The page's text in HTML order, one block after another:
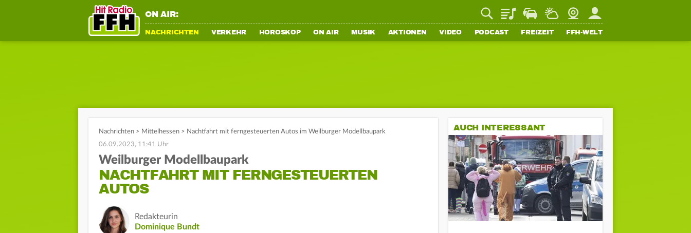
ON AIR: PlaylistStaupilotWetterWebcamMein FFH
NACHRICHTEN VERKEHR HOROSKOP ON AIR MUSIK AKTIONEN VIDEO PODCAST FREIZEIT FFH-WELT
Nachrichten > Mittelhessen > Nachtfahrt mit ferngesteuerten Autos im Weilburger Modellbaupark
06.09.2023, 11:41 Uhr
Weilburger Modellbaupark
NACHTFAHRT MIT FERNGESTEUERTEN
AUTOS
Redakteurin
Dominique Bundt
AUCH INTERESSANT